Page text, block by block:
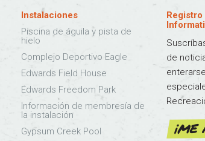
Instalaciones
Piscina de águila y pista de
hielo
Complejo Deportivo Eagle
Edwards Field House
Edwards Freedom Park
Información de membresía de
la instalación
Gypsum Creek Pool
de
¡ME